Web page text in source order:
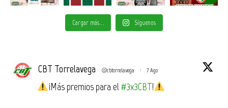
Cargar más... Síguenos
CBT Torrelavega @cbtorrelavega · 7 Ago
¡Más premios para el#3x3CBT!